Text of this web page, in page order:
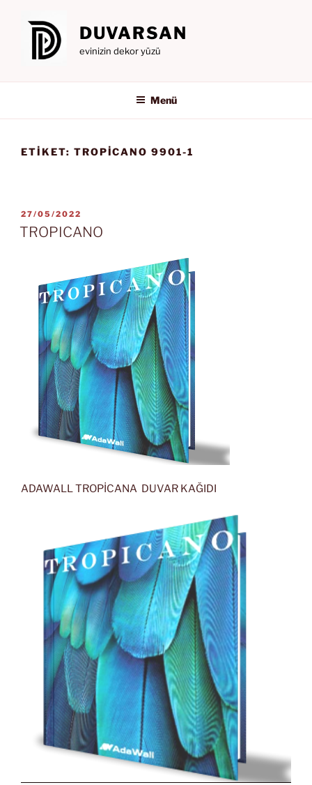
DUVARSAN
evinizin dekor yüzü
Menü
ETIKET: TROPICANO 9901-1
YAYIM
TARIHI
27/05/2022
TROPICANO
ADAWALL TROPİCANA DUVAR KAĞIDI